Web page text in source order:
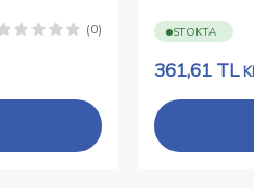
(0) STOKTA
361,61TL